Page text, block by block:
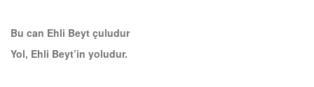
Bu can Ehli Beyt çuludur
Yol, Ehli Beyt’in yoludur.